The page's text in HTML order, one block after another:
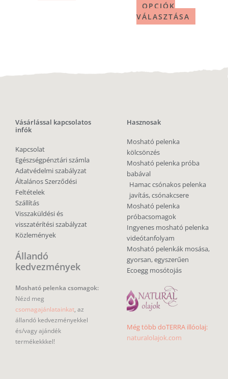
OPCIÓK
VÁLASZTÁSA
Vásárlással kapcsolatos
infók
Kapcsolat
Egészségpénztári számla
Adatvédelmi szabályzat
Általános Szerződési
Feltételek
Szállítás
Visszaküldési és
visszatérítési szabályzat
Közlemények
Állandó
kedvezmények
Mosható pelenka csomagok:
Nézd meg
csomagajánlatainkat, az
állandó kedvezményekkel
és/vagy ajándék
termékekkkel!
Hasznosak
Mosható pelenka
kölcsönzés
Mosható pelenka próba
babával
Hamac csónakos pelenka
javítás, csónakcsere
Mosható pelenka
próbacsomagok
Ingyenes mosható pelenka
videótanfolyam
Mosható pelenkák mosása,
gyorsan, egyszerűen
Ecoegg mosótojás
Még több doTERRA illóolaj:
naturalolajok.com